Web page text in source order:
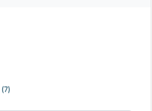
(7)